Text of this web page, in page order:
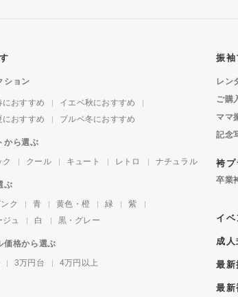
ション
におすすめ
イエベ秋におすすめ
におすすめ
ブルベ冬におすすめ
から選ぶ
ク
クール キュート レトロ ナチュラル
ぶ
ク 青 黄色・橙 緑
紫
ュ
白 黒・グレー
価格から選ぶ
3万円台 4万円以上
振袖
レン
ご購
ママ
記念
袴プ
卒業
イ
成
最
最